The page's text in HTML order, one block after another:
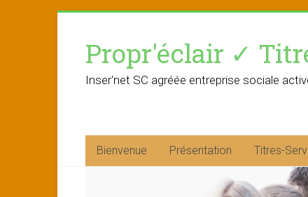
contentPropr'éclair ✓
Inser'net SC agréée entreprise sociale
Bienvenue Présentation Titres-